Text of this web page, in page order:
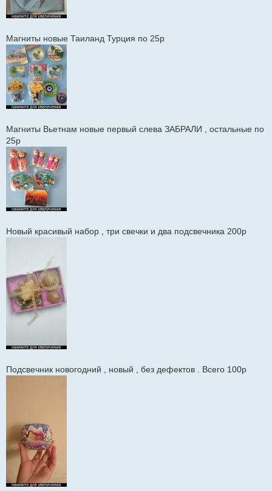
Магниты новые Таиланд Турция по 25р
Магниты Вьетнам новые первый слева ЗАБРАЛИ , остальные по
25р
Новый красивый набор , три свечки и два подсвечника 200р
Подсвечник новогодний , новый , без дефектов . Всего 100р